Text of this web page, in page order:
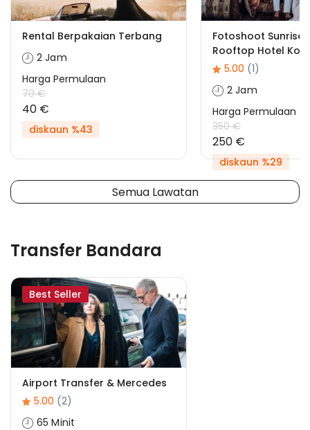
Rental Berpakaian Terbang
2 Jam
Harga Permulaan
70 €
40 €
diskaun %43
Fotoshoot Sunrise
Rooftop Hotel
5.00 (1)
2 Jam
Harga Permulaan
350 €
250 €
diskaun %29
Semua Lawatan
Transfer Bandara
Best Seller
Airport Transfer & Mercedes
5.00 (2)
65 Minit